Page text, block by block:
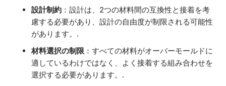
設計制約 ：設計は、2つの材料間の互換性と接着を考
慮する必要があり、設計の自由度が制限される可能性
があります。.
材料選択の制限 ：すべての材料がオーバーモールドに
適しているわけではなく、よく接着する組み合わせを
選択する必要があります。.